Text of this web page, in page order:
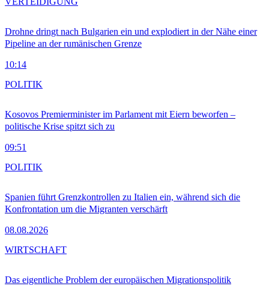
Drohne dringt nach Bulgarien ein und explodiert in der Nähe einer
Pipeline an der rumänischen Grenze
10:14
Kosovos Premierminister im Parlament mit Eiern beworfen –
politische Krise spitzt sich zu
09:51
POLITIK
Spanien führt Grenzkontrollen zu Italien ein, während sich die
Konfrontation um die Migranten verschärft
08.08.2026
POLITIK
Das eigentliche Problem der europäischen Migrationspolitik
WIRTSCHAFT